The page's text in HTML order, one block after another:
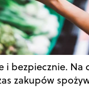
i bezpiecznie. Na
zakupów